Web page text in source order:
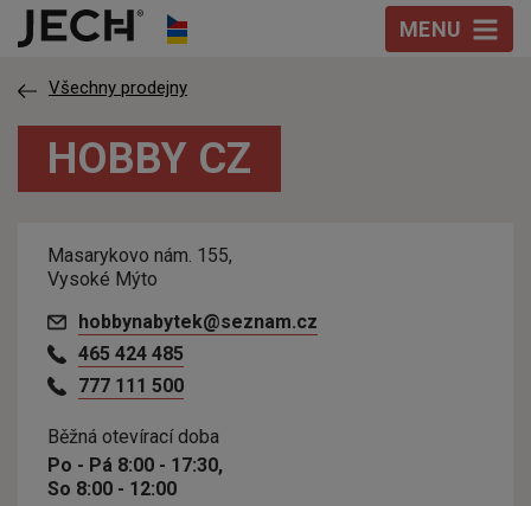
Přeskočit na obsah
MENU
Všechny prodejny
HOBBY CZ
Masarykovo nám. 155,
Vysoké Mýto
hobbynabytek@seznam.cz
465 424 485
777 111 500
Běžná otevírací doba
Po - Pá 8:00 - 17:30,
So 8:00 - 12:00